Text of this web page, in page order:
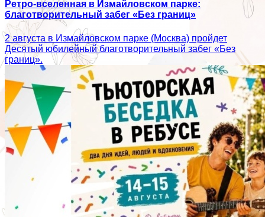
Ретро-вселенная в Измайловском парке:
благотворительный забег «Без границ»
2 августа в Измайловском парке (Москва) пройдет
Десятый юбилейный благотворительный забег «Без
границ».